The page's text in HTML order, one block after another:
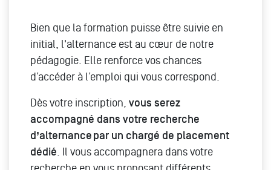
Bien que la formation puisse être suivie en
initial, l'alternance est au cœur de notre
pédagogie. Elle renforce vos chances
d’accéder à l’emploi qui vous correspond.
Dès votre inscription, vous serez
accompagné dans votre recherche
d’alternance par un chargé de placement
dédié. Il vous accompagnera dans votre